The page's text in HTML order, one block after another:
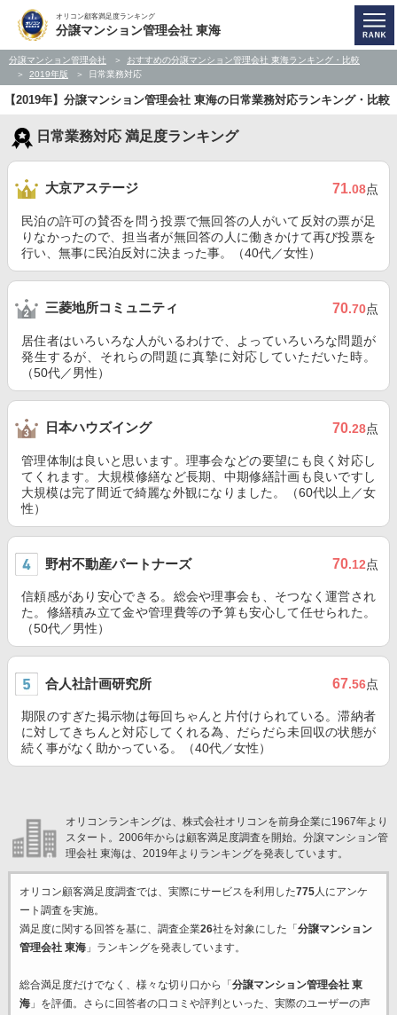
オリコン顧客満足度ランキング
分譲マンション管理会社 東海
分譲マンション管理会社
おすすめの分譲マンション管理会社 東海ランキング・比較
2019年版
日常業務対応
【2019年】分譲マンション管理会社 東海の日常業務対応ランキング・比較
日常業務対応 満足度ランキング
大京アステージ 71.08点
民泊の許可の賛否を問う投票で無回答の人がいて反対の票が足
りなかったので、担当者が無回答の人に働きかけて再び投票を
行い、無事に民泊反対に決まった事。（40代／女性）
三菱地所コミュニティ 70.70点
居住者はいろいろな人がいるわけで、よっていろいろな問題が
発生するが、それらの問題に真摯に対応していただいた時。
（50代／男性）
日本ハウズイング 70.28点
管理体制は良いと思います。理事会などの要望にも良く対応し
てくれます。大規模修繕など長期、中期修繕計画も良いですし
大規模は完了間近で綺麗な外観になりました。（60代以上／女
性）
野村不動産パートナーズ 70.12点
信頼感があり安心できる。総会や理事会も、そつなく運営され
た。修繕積み立て金や管理費等の予算も安心して任せられた。
（50代／男性）
合人社計画研究所 67.56点
期限のすぎた掲示物は毎回ちゃんと片付けられている。滞納者
に対してきちんと対応してくれる為、だらだら未回収の状態が
続く事がなく助かっている。（40代／女性）
オリコンランキングは、株式会社オリコンを前身企業に1967年より
スタート。2006年からは顧客満足度調査を開始。分譲マンション管
理会社 東海は、2019年よりランキングを発表しています。
オリコン顧客満足度調査では、実際にサービスを利用した775人にアンケ
ート調査を実施。
満足度に関する回答を基に、調査企業26社を対象にした「 分譲マンション
管理会社 東海」ランキングを発表しています。
総合満足度だけでなく、様々な切り口から「 分譲マンション管理会社 東
海」を評価。さらに回答者の口コミや評判といった、実際のユーザーの声